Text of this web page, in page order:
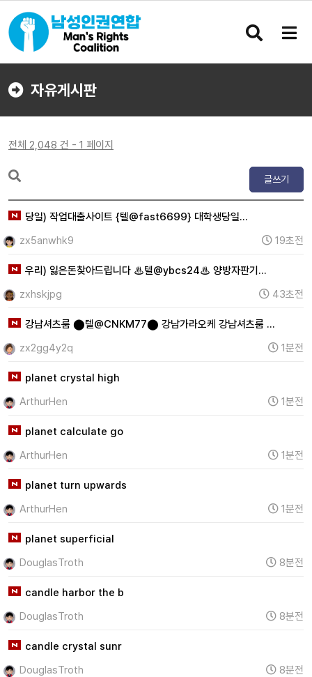
검
버
메
버
자유게시판
전체 2,048 건 - 1 페이지
글쓰기
당일) 작업대출사이트 {텔@fast6699} 대학생당일…
zx5anwhk9
19초전
우리) 잃은돈찾아드립니다 ♨텔@ybcs24♨ 양방자판기…
zxhskjpg
43초전
강남셔츠룸 ⬤텔@CNKM77⬤ 강남가라오케 강남셔츠룸 …
zx2gg4y2q
1분전
planet crystal high
ArthurHen
1분전
planet calculate go
ArthurHen
1분전
planet turn upwards
ArthurHen
1분전
planet superficial
DouglasTroth
8분전
candle harbor the b
DouglasTroth
8분전
candle crystal sunr
DouglasTroth
8분전